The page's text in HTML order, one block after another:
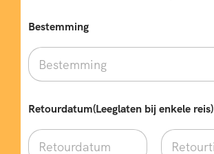
Bestemming
Retourdatum(Leeglaten bij enkele reis)